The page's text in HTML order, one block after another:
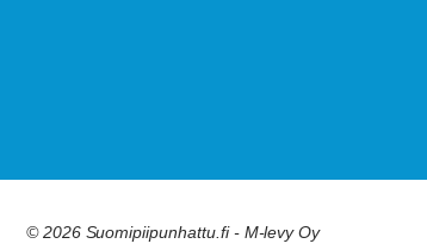
© 2026 Suomipiipunhattu.fi - M-levy Oy